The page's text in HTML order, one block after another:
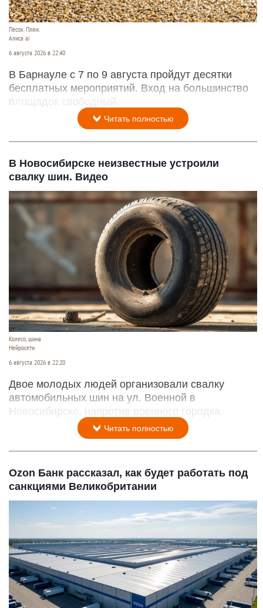
Песок. Пляж.
Алиса ai
6 августа 2026 в 22:40
В Барнауле с 7 по 9 августа пройдут десятки
бесплатных мероприятий. Вход на большинство
площадок свободный.
Читать полностью
В Новосибирске неизвестные устроили
свалку шин. Видео
Колесо, шина
Нейросети
6 августа 2026 в 22:20
Двое молодых людей организовали свалку
автомобильных шин на ул. Военной в
Новосибирске, напротив военного городка.
Читать полностью
Ozon Банк рассказал, как будет работать под
санкциями Великобритании